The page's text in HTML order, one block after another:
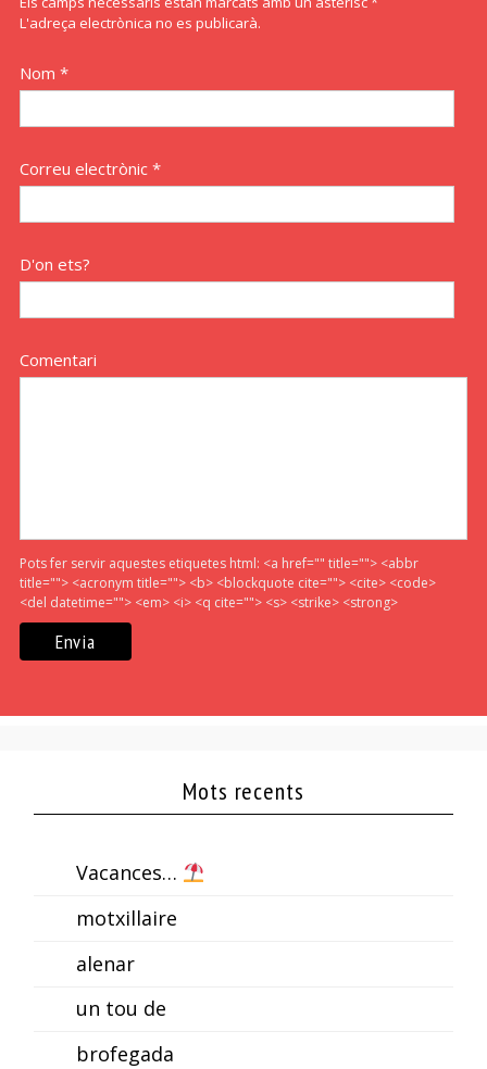
L'adreça electrònica no es publicarà.
Nom *
Correu electrònic *
D'on ets?
Comentari
Pots fer servir aquestes etiquetes html: <a href="" title=""> <abbr
title=""> <acronym title=""> <b> <blockquote cite=""> <cite> <code>
<del datetime=""> <em> <i> <q cite=""> <s> <strike> <strong>
Mots recents
Vacances…
motxillaire
alenar
un tou de
brofegada